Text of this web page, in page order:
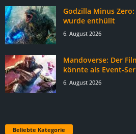
Godzilla Minus
wurde enthüllt
6. August 2026
Mandoverse: Der
könnte als Event-
6. August 2026
Beliebte Kategorie